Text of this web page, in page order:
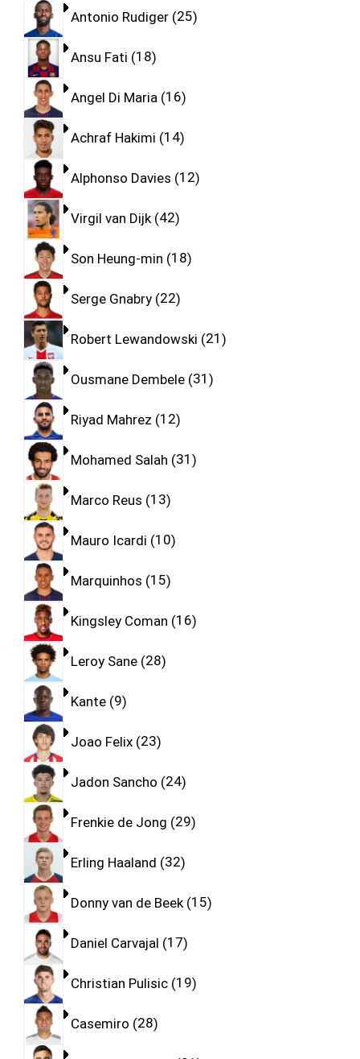
Antonio Rudiger 25
Ansu Fati 18
Angel Di Maria 16
Achraf Hakimi 14
Alphonso Davies 12
Virgil van Dijk 42
Son Heung-min 18
Serge Gnabry 22
Robert Lewandowski 21
Ousmane Dembele 31
Riyad Mahrez 12
Mohamed Salah 31
Marco Reus 13
Mauro Icardi 10
Marquinhos 15
Kingsley Coman 16
Leroy Sane 28
Kante 9
Joao Felix 23
Jadon Sancho 24
Frenkie de Jong 29
Erling Haaland 32
Donny van de Beek 15
Daniel Carvajal 17
Christian Pulisic 19
Casemiro 28